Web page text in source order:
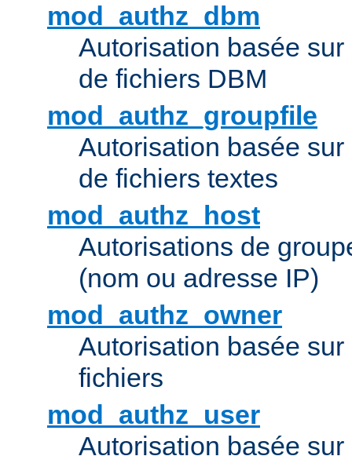
mod_authz_dbm
Autorisation basée
de fichiers DBM
mod_authz_groupfile
Autorisation basée
de fichiers textes
mod_authz_host
Autorisations de
(nom ou adresse IP)
mod_authz_owner
Autorisation basée
fichiers
mod_authz_user
Autorisation basée